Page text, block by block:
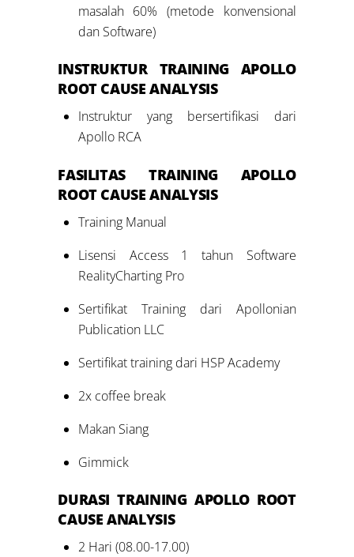
masalah 60% (metode konvensional
dan Software)
INSTRUKTUR TRAINING APOLLO
ROOT CAUSE ANALYSIS
Instruktur yang bersertifikasi dari
Apollo RCA
FASILITAS TRAINING APOLLO
ROOT CAUSE ANALYSIS
Training Manual
Lisensi Access 1 tahun Software
RealityCharting Pro
Sertifikat Training dari Apollonian
Publication LLC
Sertifikat training dari HSP Academy
2x coffee break
Makan Siang
Gimmick
DURASI TRAINING APOLLO ROOT
CAUSE ANALYSIS
2 Hari (08.00-17.00)